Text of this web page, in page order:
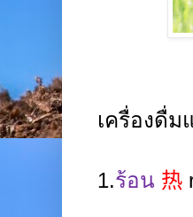
เครื่องดื่ม
1.ร้อน 热